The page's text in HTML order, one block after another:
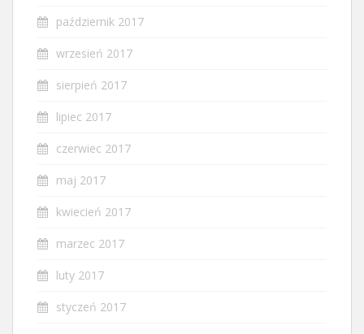
październik 2017
wrzesień 2017
sierpień 2017
lipiec 2017
czerwiec 2017
maj 2017
kwiecień 2017
marzec 2017
luty 2017
styczeń 2017